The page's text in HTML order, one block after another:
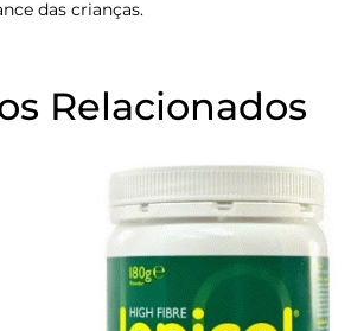
das crianças.
Relacionados